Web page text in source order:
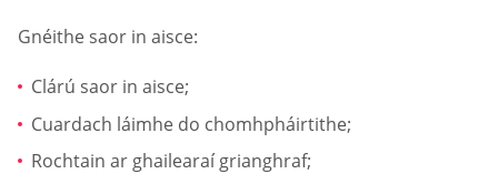
Gnéithe saor in aisce:
Clárú saor in aisce;
Cuardach láimhe do chomhpháirtithe;
Rochtain ar ghailearaí grianghraf;